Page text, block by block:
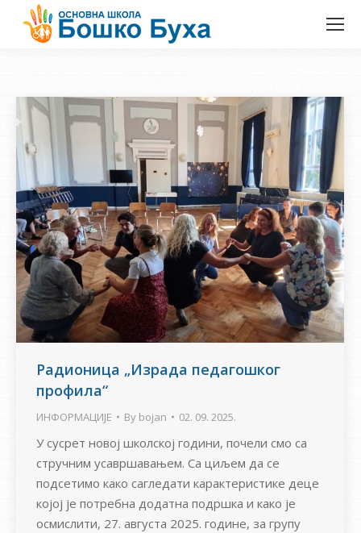
Радионица „Израда педагошког
профила“
ИНФОРМАЦИЈЕ By bojan 02. 09. 2025.
У сусрет новој школској години, почели смо са
стручним усавршавањем. Са циљем да се
подсетимо како сагледати карактеристике деце
којој је потребна додатна подршка и како је
осмислити, 27. августа 2025. године, за групу